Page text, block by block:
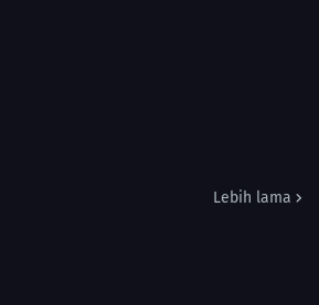
Lebih lama